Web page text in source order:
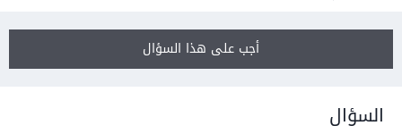
أجب على هذا السؤال
السؤال